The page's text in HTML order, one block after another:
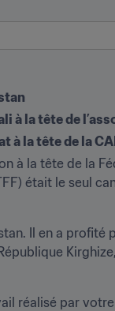
à la tête de
à la tête de la
à la tête de la
était le seul
Il en a
réalisé par